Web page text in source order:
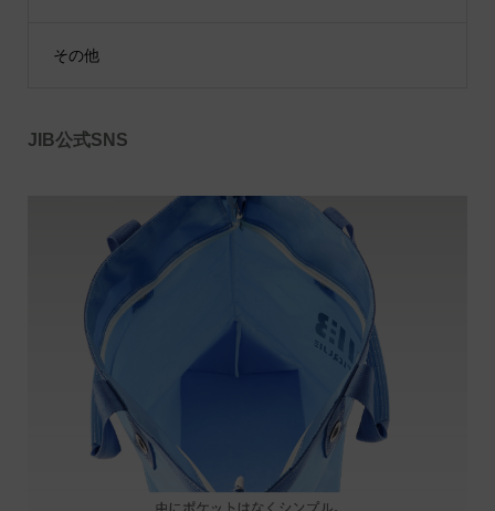
その他
JIB公式SNS